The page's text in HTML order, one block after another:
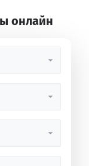
онлайн